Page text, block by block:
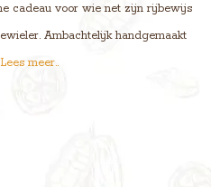
cadeau voor wie net zijn rijbewijs
Ambachtelijk handgemaakt
Lees meer..